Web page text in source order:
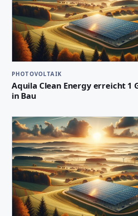
PHOTOVOLTAIK
Aquila Clean Energy erreicht 1
in Bau